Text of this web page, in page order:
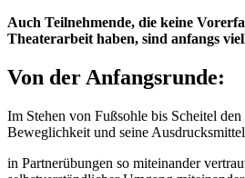
Auch Teilnehmende, die keine
Theaterarbeit haben, sind anfangs
Von der Anfangsrunde:
Im Stehen von Fußsohle bis Scheitel
Beweglichkeit und seine
in Partnerübungen so miteinander